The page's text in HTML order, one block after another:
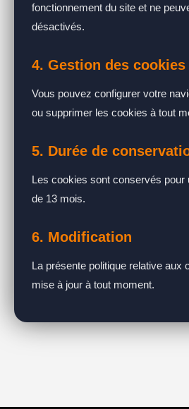
fonctionnement du site et ne
désactivés.
4. Gestion des cookies
Vous pouvez configurer votre
ou supprimer les cookies à tout
5. Durée de
Les cookies sont conservés pour
de 13 mois.
6. Modification
La présente politique relative aux
mise à jour à tout moment.